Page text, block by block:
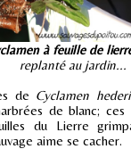
à feuille de
replanté au jardin...
de Cyclamen
de blanc; ces
du Lierre
aime se cacher.